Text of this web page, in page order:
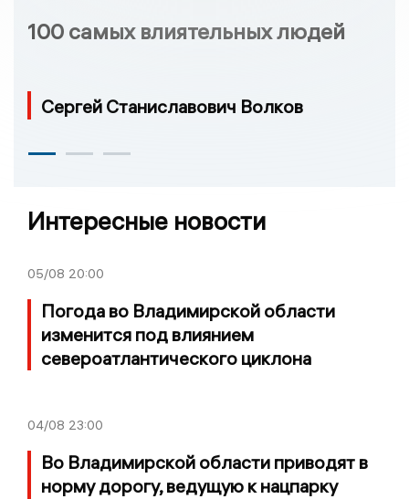
100 самых влиятельных людей
Сергей Станиславович Волков
Интересные новости
05/08 20:00
Погода во Владимирской области
изменится под влиянием
североатлантического циклона
04/08 23:00
Во Владимирской области приводят в
норму дорогу, ведущую к нацпарку